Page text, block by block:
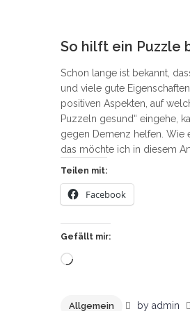
So hilft ein Puzzle
Schon lange ist bekannt,
und viele gute
positiven Aspekten, auf
Puzzeln gesund“ eingehe,
gegen Demenz helfen. Wie
das möchte ich in diesem
Teilen mit:
Facebook
Gefällt mir:
Wird
Allgemein by admin